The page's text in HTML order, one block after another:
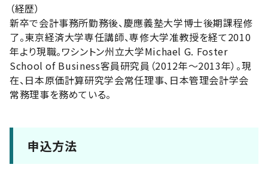
（経歴）
新卒で会計事務所勤務後、慶應義塾大学博士後期課程修
了。東京経済大学専任講師、専修大学准教授を経て2010
年より現職。ワシントン州立大学Michael G. Foster
School of Business客員研究員（2012年～2013年）。現
在、日本原価計算研究学会常任理事、日本管理会計学会
常務理事を務めている。
申込方法